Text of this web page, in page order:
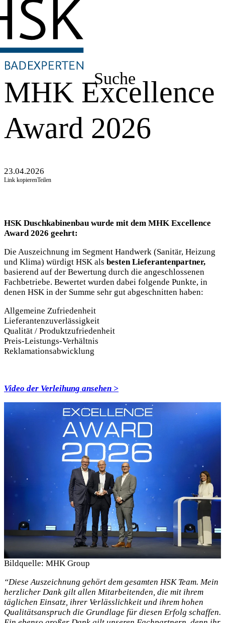
Suche
MHK Excellence
Award 2026
23.04.2026
Link kopierenTeilen
HSK Duschkabinenbau wurde mit dem MHK Excellence
Award 2026 geehrt:
Die Auszeichnung im Segment Handwerk (Sanitär, Heizung
und Klima) würdigt HSK als besten Lieferantenpartner,
basierend auf der Bewertung durch die angeschlossenen
Fachbetriebe. Bewertet wurden dabei folgende Punkte, in
denen HSK in der Summe sehr gut abgeschnitten haben:
Allgemeine Zufriedenheit
Lieferantenzuverlässigkeit
Qualität / Produktzufriedenheit
Preis-Leistungs-Verhältnis
Reklamationsabwicklung
Video der Verleihung ansehen >
Bildquelle: MHK Group
“Diese Auszeichnung gehört dem gesamten HSK Team. Mein
herzlicher Dank gilt allen Mitarbeitenden, die mit ihrem
täglichen Einsatz, ihrer Verlässlichkeit und ihrem hohen
Qualitätsanspruch die Grundlage für diesen Erfolg schaffen.